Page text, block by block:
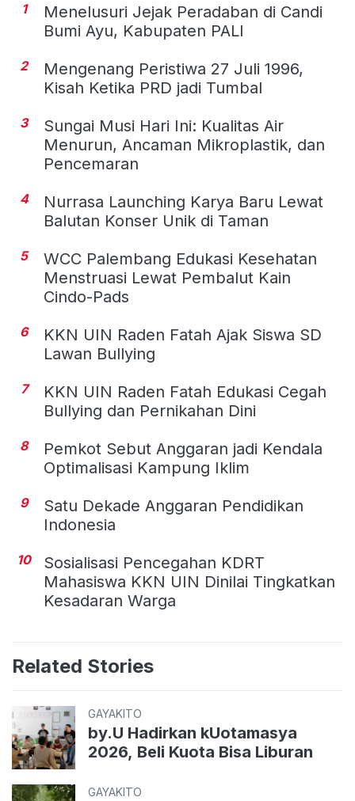
1
Menelusuri Jejak Peradaban di Candi
Bumi Ayu, Kabupaten PALI
2
Mengenang Peristiwa 27 Juli 1996,
Kisah Ketika PRD jadi Tumbal
3
Sungai Musi Hari Ini: Kualitas Air
Menurun, Ancaman Mikroplastik, dan
Pencemaran
4
Nurrasa Launching Karya Baru Lewat
Balutan Konser Unik di Taman
5
WCC Palembang Edukasi Kesehatan
Menstruasi Lewat Pembalut Kain
Cindo-Pads
6
KKN UIN Raden Fatah Ajak Siswa SD
Lawan Bullying
7
KKN UIN Raden Fatah Edukasi Cegah
Bullying dan Pernikahan Dini
8
Pemkot Sebut Anggaran jadi Kendala
Optimalisasi Kampung Iklim
9
Satu Dekade Anggaran Pendidikan
Indonesia
10
Sosialisasi Pencegahan KDRT
Mahasiswa KKN UIN Dinilai Tingkatkan
Kesadaran Warga
Related Stories
GAYAKITO
by.U Hadirkan kUotamasya
2026, Beli Kuota Bisa Liburan
GAYAKITO